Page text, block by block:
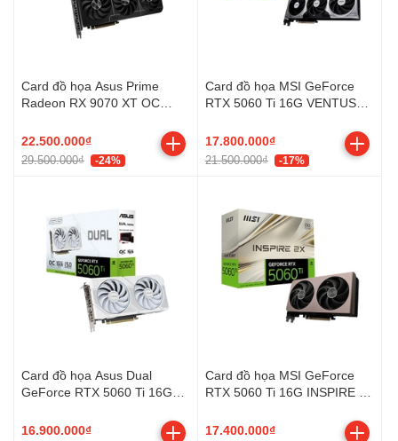
Card đồ họa Asus Prime
Radeon RX 9070 XT OC
bit)
22.500.000₫
29.500.000₫ -24%
Card đồ họa MSI GeForce
RTX 5060 Ti 16G VENTUS
17.800.000₫
21.500.000₫ -17%
Card đồ họa Asus Dual
GeForce RTX 5060 Ti 16GB
16.900.000₫
Card đồ họa MSI GeForce
RTX 5060 Ti 16G INSPIRE 2X
17.400.000₫